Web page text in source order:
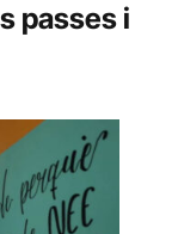
passes i